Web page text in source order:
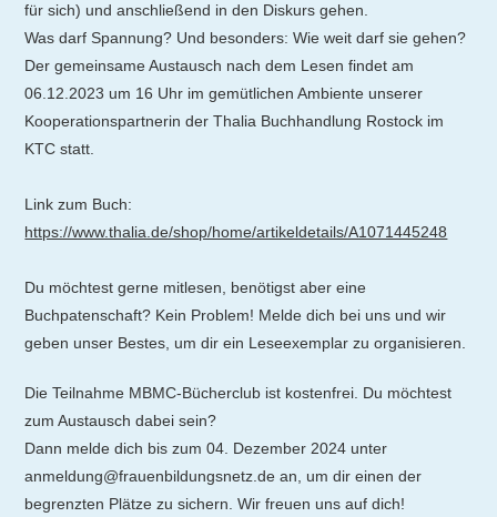
für sich) und anschließend in den Diskurs gehen.
Was darf Spannung? Und besonders: Wie weit darf sie gehen?
Der gemeinsame Austausch nach dem Lesen findet am
06.12.2023 um 16 Uhr im gemütlichen Ambiente unserer
Kooperationspartnerin der Thalia Buchhandlung Rostock im
KTC statt.
Link zum Buch:
https://www.thalia.de/shop/home/artikeldetails/A1071445248
Du möchtest gerne mitlesen, benötigst aber eine
Buchpatenschaft? Kein Problem! Melde dich bei uns und wir
geben unser Bestes, um dir ein Leseexemplar zu organisieren.
Die Teilnahme MBMC-Bücherclub ist kostenfrei. Du möchtest
zum Austausch dabei sein?
Dann melde dich bis zum 04. Dezember 2024 unter
anmeldung@frauenbildungsnetz.de an, um dir einen der
begrenzten Plätze zu sichern. Wir freuen uns auf dich!